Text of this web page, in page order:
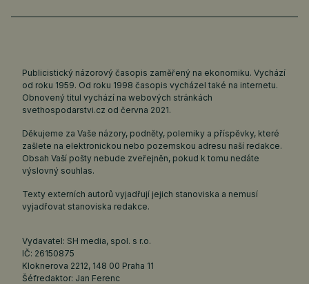
Publicistický názorový časopis zaměřený na ekonomiku. Vychází
od roku 1959. Od roku 1998 časopis vycházel také na internetu.
Obnovený titul vychází na webových stránkách
svethospodarstvi.cz od června 2021.
Děkujeme za Vaše názory, podněty, polemiky a příspěvky, které
zašlete na elektronickou nebo pozemskou adresu naší redakce.
Obsah Vaší pošty nebude zveřejněn, pokud k tomu nedáte
výslovný souhlas.
Texty externích autorů vyjadřují jejich stanoviska a nemusí
vyjadřovat stanoviska redakce.
Vydavatel: SH media, spol. s r.o.
IČ: 26150875
Kloknerova 2212, 148 00 Praha 11
Šéfredaktor: Jan Ferenc